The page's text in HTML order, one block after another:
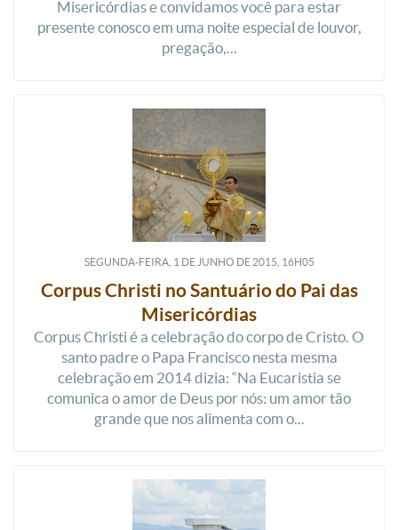
Misericórdias e convidamos você para estar
presente conosco em uma noite especial de louvor,
pregação,...
SEGUNDA-FEIRA, 1 DEJUNHO DE2015, 16H05
Corpus Christi no Santuário do Pai das
Misericórdias
Corpus Christi é a celebração do corpo de Cristo. O
santo padre o Papa Francisco nesta mesma
celebração em 2014 dizia: “Na Eucaristia se
comunica o amor de Deus por nós: um amor tão
grande que nos alimenta com o...